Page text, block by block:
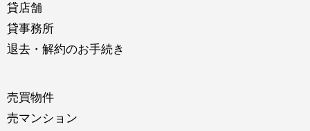
貸店舗
貸事務所
退去・解約のお手続き
売買物件
売マンション